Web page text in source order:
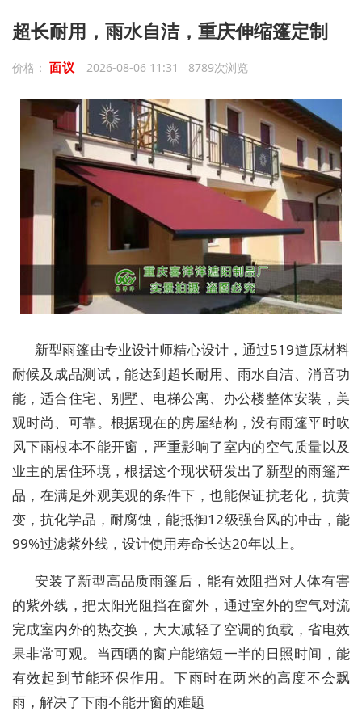
超长耐用，雨水自洁，重庆伸缩篷定制
价格： 面议 2026-08-06 11:31 8789次浏览
新型雨篷由专业设计师精心设计，通过519道原材料
耐候及成品测试，能达到超长耐用、雨水自洁、消音功
能，适合住宅、别墅、电梯公寓、办公楼整体安装，美
观时尚、可靠。根据现在的房屋结构，没有雨篷平时吹
风下雨根本不能开窗，严重影响了室内的空气质量以及
业主的居住环境，根据这个现状研发出了新型的雨篷产
品，在满足外观美观的条件下，也能保证抗老化，抗黄
变，抗化学品，耐腐蚀，能抵御12级强台风的冲击，能
99%过滤紫外线，设计使用寿命长达20年以上。
安装了新型高品质雨篷后，能有效阻挡对人体有害
的紫外线，把太阳光阻挡在窗外，通过室外的空气对流
完成室内外的热交换，大大减轻了空调的负载，省电效
果非常可观。当西晒的窗户能缩短一半的日照时间，能
有效起到节能环保作用。下雨时在两米的高度不会飘
雨，解决了下雨不能开窗的难题